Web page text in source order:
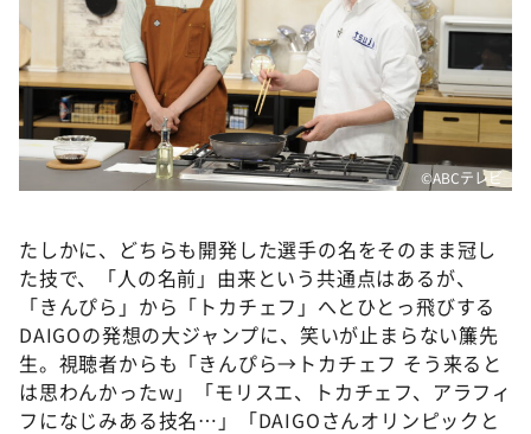
©ABCテレビ
たしかに、どちらも開発した選手の名をそのまま冠し
た技で、「人の名前」由来という共通点はあるが、
「きんぴら」から「トカチェフ」へとひとっ飛びする
DAIGOの発想の大ジャンプに、笑いが止まらない簾先
生。視聴者からも「きんぴら→トカチェフ そう来ると
は思わんかったw」「モリスエ、トカチェフ、アラフィ
フになじみある技名…」「DAIGOさんオリンピックと